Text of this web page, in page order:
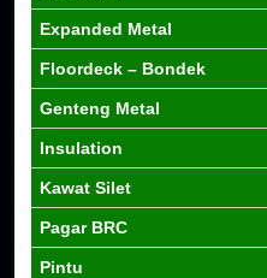
Expanded Metal
Floordeck – Bondek
Genteng Metal
Insulation
Kawat Silet
Pagar BRC
Pintu